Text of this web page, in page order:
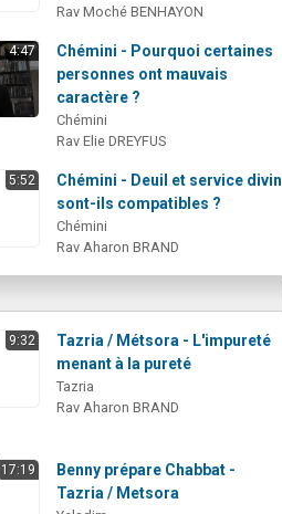
Rav Moché BENHAYON
4:47
Chémini - Pourquoi certaines
personnes ont mauvais
caractère ?
Chémini
Rav Elie DREYFUS
5:52
Chémini - Deuil et service divin
sont-ils compatibles ?
Chémini
Rav Aharon BRAND
9:32
Tazria / Métsora - L'impureté
menant à la pureté
Tazria
Rav Aharon BRAND
17:19
Benny prépare Chabbat -
Tazria / Metsora